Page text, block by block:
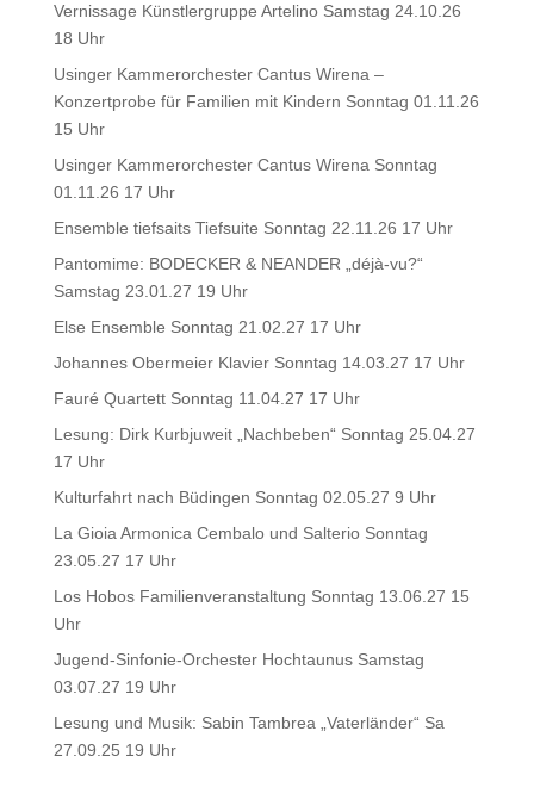
Vernissage Künstlergruppe Artelino Samstag 24.10.26
18 Uhr
Usinger Kammerorchester Cantus Wirena –
Konzertprobe für Familien mit Kindern Sonntag 01.11.26
15 Uhr
Usinger Kammerorchester Cantus Wirena Sonntag
01.11.26 17 Uhr
Ensemble tiefsaits Tiefsuite Sonntag 22.11.26 17 Uhr
Pantomime: BODECKER & NEANDER „déjà-vu?“
Samstag 23.01.27 19 Uhr
Else Ensemble Sonntag 21.02.27 17 Uhr
Johannes Obermeier Klavier Sonntag 14.03.27 17 Uhr
Fauré Quartett Sonntag 11.04.27 17 Uhr
Lesung: Dirk Kurbjuweit „Nachbeben“ Sonntag 25.04.27
17 Uhr
Kulturfahrt nach Büdingen Sonntag 02.05.27 9 Uhr
La Gioia Armonica Cembalo und Salterio Sonntag
23.05.27 17 Uhr
Los Hobos Familienveranstaltung Sonntag 13.06.27 15
Uhr
Jugend-Sinfonie-Orchester Hochtaunus Samstag
03.07.27 19 Uhr
Lesung und Musik: Sabin Tambrea „Vaterländer“ Sa
27.09.25 19 Uhr